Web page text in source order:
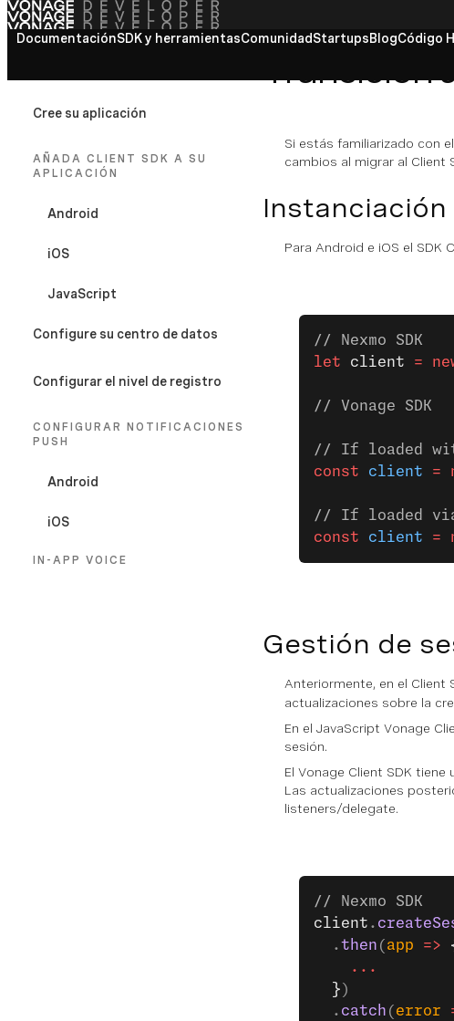
DocumentaciónSDK y herramientasComunidadStartupsBlogCódigo
Ver todos los documentos
Cree su aplicación
AÑADA CLIENT SDK A SU
APLICACIÓN
Android
iOS
JavaScript
Configure su centro de datos
Configurar el nivel de registro
CONFIGURAR NOTIFICACIONES
PUSH
Android
iOS
IN-APP VOICE
Transición
Si estás familiarizado con
cambios al migrar al Client
Para Android e iOS el SDK
// Nexmo SDK
let client =
// Vonage SDK
// If loaded
const client =
// If loaded
const client =
Gestión de
Anteriormente, en el Client
actualizaciones sobre la
En el JavaScript Vonage
sesión.
El Vonage Client SDK
Las actualizaciones
listeners/delegate.
// Nexmo SDK
client .
  .
then ( app =>
    ...
  }
)
  .
catch ( error